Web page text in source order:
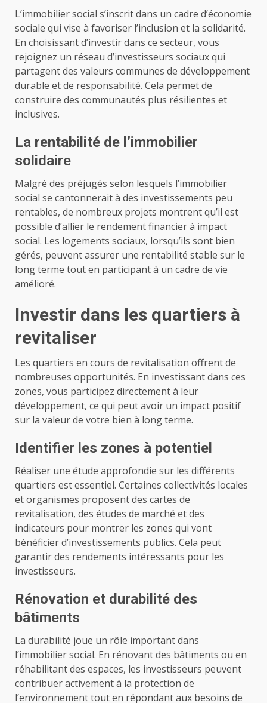
L’immobilier social s’inscrit dans un cadre d’économie
sociale qui vise à favoriser l’inclusion et la solidarité.
En choisissant d’investir dans ce secteur, vous
rejoignez un réseau d’investisseurs sociaux qui
partagent des valeurs communes de développement
durable et de responsabilité. Cela permet de
construire des communautés plus résilientes et
inclusives.
La rentabilité de l’immobilier
solidaire
Malgré des préjugés selon lesquels l’immobilier
social se cantonnerait à des investissements peu
rentables, de nombreux projets montrent qu’il est
possible d’allier le rendement financier à impact
social. Les logements sociaux, lorsqu’ils sont bien
gérés, peuvent assurer une rentabilité stable sur le
long terme tout en participant à un cadre de vie
amélioré.
Investir dans les quartiers à
revitaliser
Les quartiers en cours de revitalisation offrent de
nombreuses opportunités. En investissant dans ces
zones, vous participez directement à leur
développement, ce qui peut avoir un impact positif
sur la valeur de votre bien à long terme.
Identifier les zones à potentiel
Réaliser une étude approfondie sur les différents
quartiers est essentiel. Certaines collectivités locales
et organismes proposent des cartes de
revitalisation, des études de marché et des
indicateurs pour montrer les zones qui vont
bénéficier d’investissements publics. Cela peut
garantir des rendements intéressants pour les
investisseurs.
Rénovation et durabilité des
bâtiments
La durabilité joue un rôle important dans
l’immobilier social. En rénovant des bâtiments ou en
réhabilitant des espaces, les investisseurs peuvent
contribuer activement à la protection de
l’environnement tout en répondant aux besoins de